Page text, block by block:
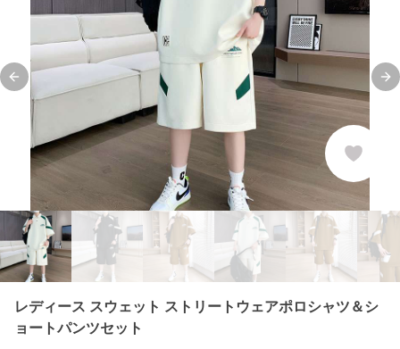
Previous slide
レディース スウェット ストリートウェアポロシャツ＆シ
ョートパンツセット